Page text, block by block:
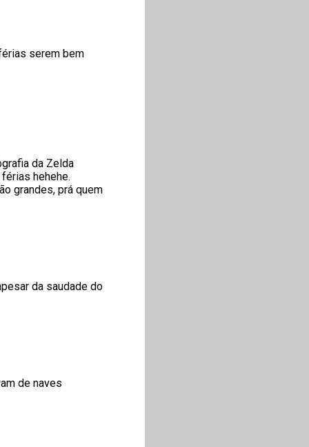
serem bem
da Zelda
hehehe.
grandes, prá quem
da saudade do
de naves